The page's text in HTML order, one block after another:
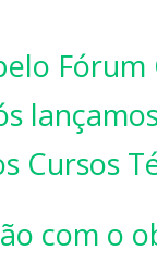
Cursos
com o